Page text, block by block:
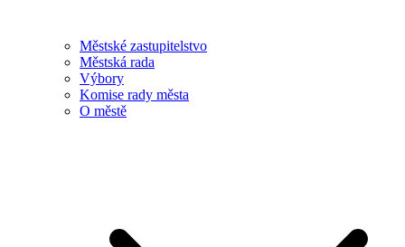
Městské zastupitelstvo
Městská rada
Výbory
Komise rady města
O městě